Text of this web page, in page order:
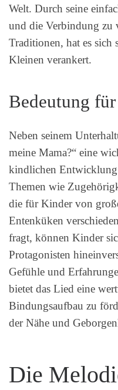
Welt. Durch seine
und die Verbindung zu
Traditionen, hat es sich
Kleinen verankert.
Bedeutung
Neben seinem
meine Mama?“ eine
kindlichen
Themen wie
die für Kinder von
Entenküken
fragt, können Kinder
Protagonisten
Gefühle und
bietet das Lied eine
Bindungsaufbau zu
der Nähe und
Die